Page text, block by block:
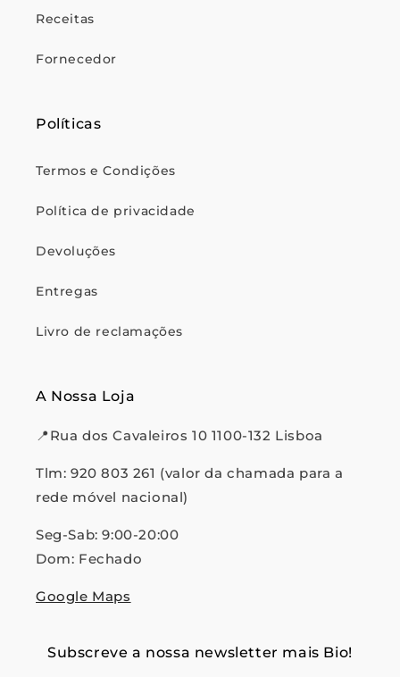
Receitas
Fornecedor
Políticas
Termos e Condições
Política de privacidade
Devoluções
Entregas
Livro de reclamações
A Nossa Loja
📍Rua dos Cavaleiros 10 1100-132 Lisboa
Tlm: 920 803 261 (valor da chamada para a
rede móvel nacional)
Seg-Sab: 9:00-20:00
Dom: Fechado
Google Maps
Subscreve a nossa newsletter mais Bio!